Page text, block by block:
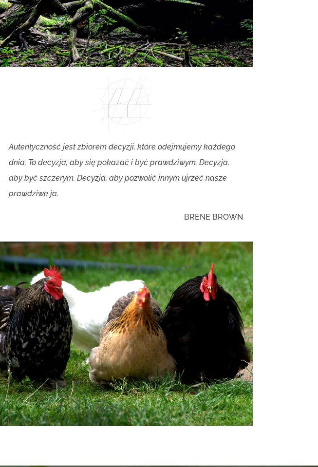
Autentyczność jest zbiorem decyzji, które odejmujemy każdego
dnia. To decyzja, aby się pokazać i być prawdziwym. Decyzja,
aby być szczerym. Decyzja, aby pozwolić innym ujrzeć nasze
prawdziwe ja.
BRENE BROWN